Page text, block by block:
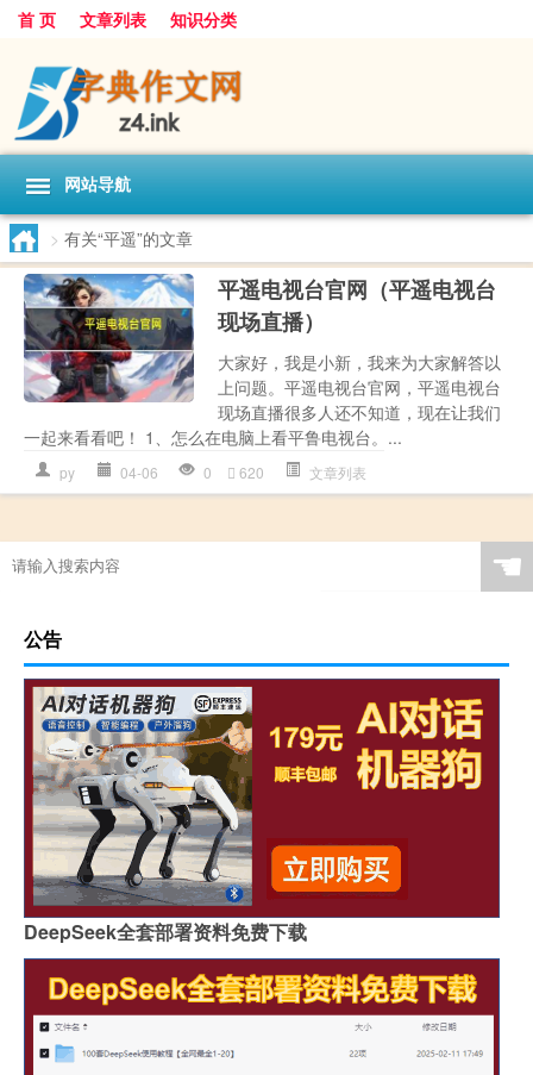
首 页 文章列表 知识分类
网站导航
> 有关“平遥”的文章
平遥电视台官网（平遥电视台
现场直播）
大家好，我是小新，我来为大家解答以
上问题。平遥电视台官网，平遥电视台
现场直播很多人还不知道，现在让我们
一起来看看吧！ 1、怎么在电脑上看平鲁电视台。...
py 04-06 0 620 文章列表
☚
公告
DeepSeek全套部署资料免费下载